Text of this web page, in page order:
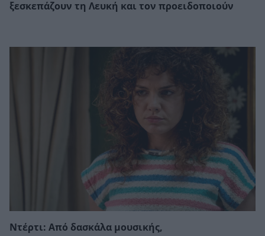
ξεσκεπάζουν τη Λευκή και τον προειδοποιούν
Ντέρτι: Από δασκάλα μουσικής,